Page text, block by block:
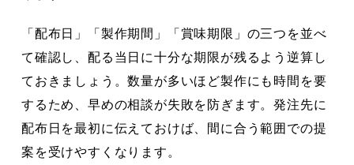
「配布日」「製作期間」「賞味期限」の三つを並べ
て確認し、配る当日に十分な期限が残るよう逆算し
ておきましょう。数量が多いほど製作にも時間を要
するため、早めの相談が失敗を防ぎます。発注先に
配布日を最初に伝えておけば、間に合う範囲での提
案を受けやすくなります。